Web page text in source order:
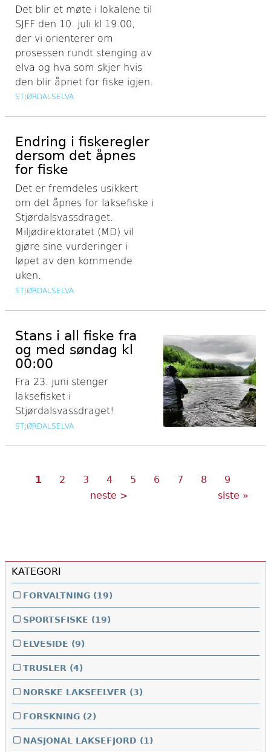
Det blir et møte i lokalene til
SJFF den 10. juli kl 19.00,
der vi orienterer om
prosessen rundt stenging av
elva og hva som skjer hvis
den blir åpnet for fiske igjen.
STJØRDALSELVA
Endring i fiskeregler
dersom det åpnes
for fiske
Det er fremdeles usikkert
om det åpnes for laksefiske i
Stjørdalsvassdraget.
Miljødirektoratet (MD) vil
gjøre sine vurderinger i
løpet av den kommende
uken.
STJØRDALSELVA
Stans i all fiske fra
og med søndag kl
00:00
Fra 23. juni stenger
laksefisket i
Stjørdalsvassdraget!
STJØRDALSELVA
SiderNåværende
1 Side
2 Side
3 Side
4 Side
5 Side
6 Side
7 Side
8 Side
9
Neste
neste >
Siste
siste »
KATEGORI
FORVALTNING (19)
SPORTSFISKE (19)
ELVESIDE (9)
TRUSLER (4)
NORSKE LAKSEELVER (3)
FORSKNING (2)
NASJONAL LAKSEFJORD (1)